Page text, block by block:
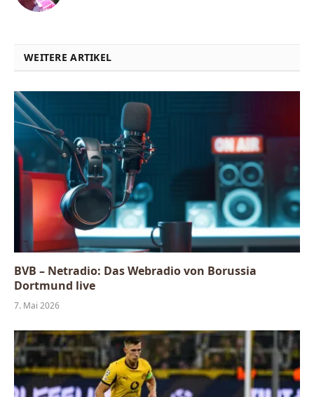
WEITERE ARTIKEL
BVB – Netradio: Das Webradio von Borussia
Dortmund live
7. Mai 2026